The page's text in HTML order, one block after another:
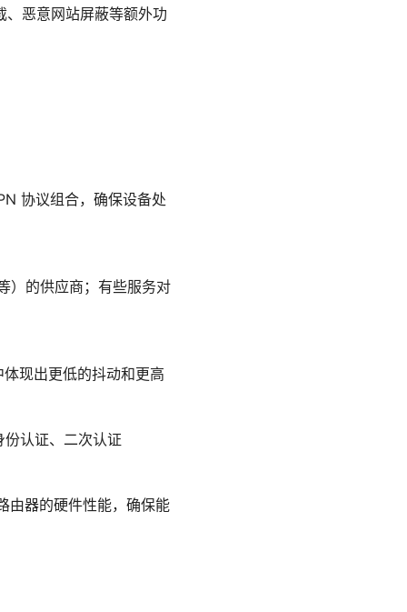
恶意网站屏蔽等额外功
协议组合，确保设备处
）的供应商；有些服务对
现出更低的抖动和更高
认证、二次认证
由器的硬件性能，确保能